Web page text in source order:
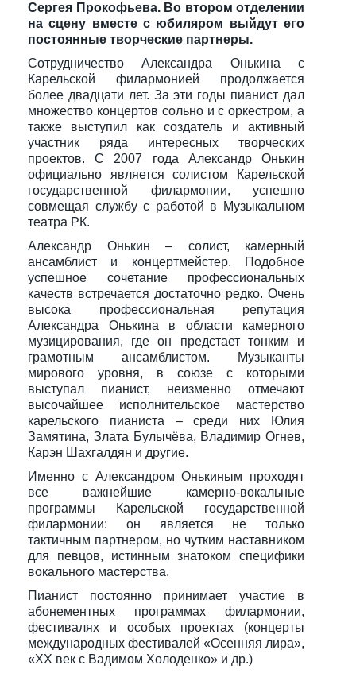
Сергея Прокофьева. Во втором отделении
на сцену вместе с юбиляром выйдут его
постоянные творческие партнеры.
Сотрудничество Александра Онькина с
Карельской филармонией продолжается
более двадцати лет. За эти годы пианист дал
множество концертов сольно и с оркестром, а
также выступил как создатель и активный
участник ряда интересных творческих
проектов. С 2007 года Александр Онькин
официально является солистом Карельской
государственной филармонии, успешно
совмещая службу с работой в Музыкальном
театра РК.
Александр Онькин – солист, камерный
ансамблист и концертмейстер. Подобное
успешное сочетание профессиональных
качеств встречается достаточно редко. Очень
высока профессиональная репутация
Александра Онькина в области камерного
музицирования, где он предстает тонким и
грамотным ансамблистом. Музыканты
мирового уровня, в союзе с которыми
выступал пианист, неизменно отмечают
высочайшее исполнительское мастерство
карельского пианиста – среди них Юлия
Замятина, Злата Булычёва, Владимир Огнев,
Карэн Шахгалдян и другие.
Именно с Александром Онькиным проходят
все важнейшие камерно-вокальные
программы Карельской государственной
филармонии: он является не только
тактичным партнером, но чутким наставником
для певцов, истинным знатоком специфики
вокального мастерства.
Пианист постоянно принимает участие в
абонементных программах филармонии,
фестивалях и особых проектах (концерты
международных фестивалей «Осенняя лира»,
«ХХ век с Вадимом Холоденко» и др.)